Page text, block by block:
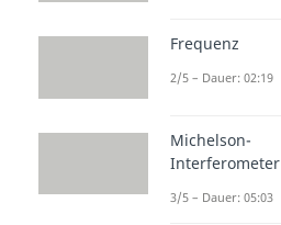
Frequenz
2/5 – Dauer: 02:19
Michelson-
Interferometer
3/5 – Dauer: 05:03